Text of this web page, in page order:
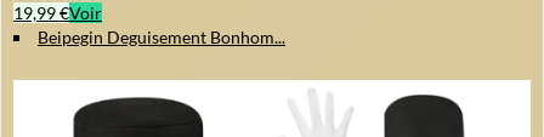
19,99 €Voir
Beipegin Deguisement Bonhom...